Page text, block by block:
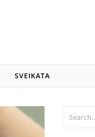
SVEIKATA